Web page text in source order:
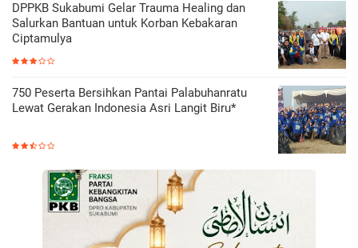
DPPKB Sukabumi Gelar Trauma Healing dan
Salurkan Bantuan untuk Korban Kebakaran
Ciptamulya
750 Peserta Bersihkan Pantai Palabuhanratu
Lewat Gerakan Indonesia Asri Langit Biru*